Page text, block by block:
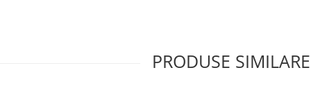
PRODUSE SIMILARE